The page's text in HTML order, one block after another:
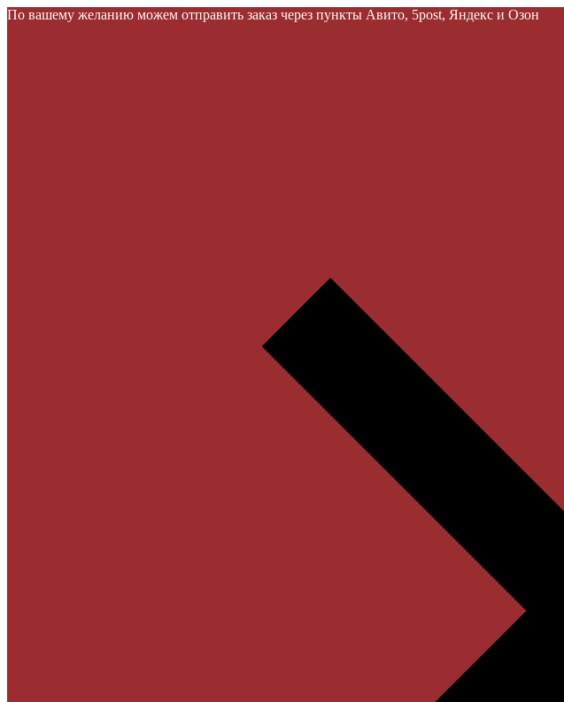
По вашему желанию можем отправить заказ через пункты Авито, 5post, Яндекс и Озон